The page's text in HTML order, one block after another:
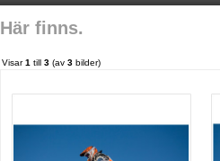
Här finns.
Visar1 till 3 (av 3 bilder)